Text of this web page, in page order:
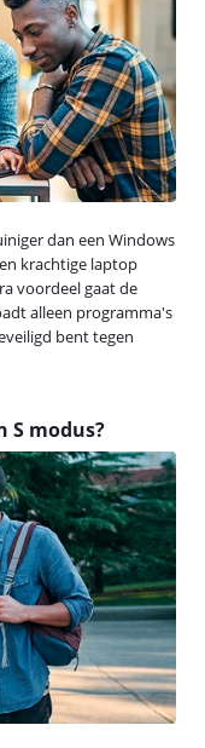
dan een Windows
krachtige laptop
voordeel gaat de
alleen programma's
bent tegen
S modus?